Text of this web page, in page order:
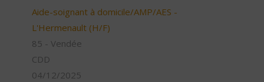
Aide-soignant à domicile/AMP/AES -
L'Hermenault (H/F)
85 - Vendée
CDD
04/12/2025